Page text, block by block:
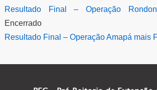
Resultado Final – Operação
Encerrado
Resultado Final – Operação Amapá mais